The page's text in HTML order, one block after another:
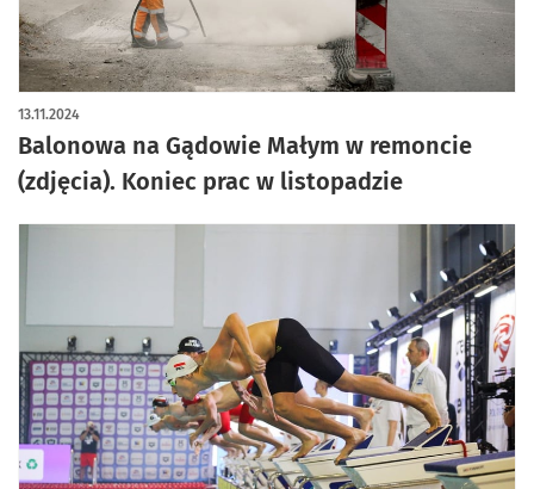
Balonowa na Gądowie Małym w remoncie
(zdjęcia). Koniec prac w listopadzie
13.11.2024
artykuł z galerią zdjęć